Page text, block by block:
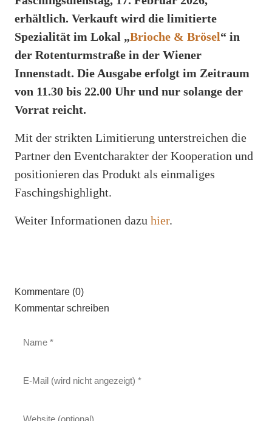
erhältlich. Verkauft wird die limitierte
Spezialität im Lokal „Brioche & Brösel“ in
der Rotenturmstraße in der Wiener
Innenstadt. Die Ausgabe erfolgt im Zeitraum
von 11.30 bis 22.00 Uhr und nur solange der
Vorrat reicht.
Mit der strikten Limitierung unterstreichen die
Partner den Eventcharakter der Kooperation und
positionieren das Produkt als einmaliges
Faschingshighlight.
Weiter Informationen dazu hier.
Kommentare (0)
Kommentar schreiben